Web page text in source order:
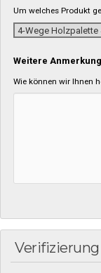
Um welches Produkt
Weitere
Wie können wir Ihnen
Verifizierung